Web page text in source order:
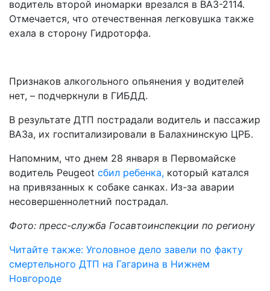
водитель второй иномарки врезался в ВАЗ-2114.
Отмечается, что отечественная легковушка также
ехала в сторону Гидроторфа.
Признаков алкогольного опьянения у водителей
нет, – подчеркнули в ГИБДД.
В результате ДТП пострадали водитель и пассажир
ВАЗа, их госпитализировали в Балахнинскую ЦРБ.
Напомним, что днем 28 января в Первомайске
водитель Peugeot сбил ребенка, который катался
на привязанных к собаке санках. Из-за аварии
несовершеннолетний пострадал.
Фото: пресс-служба Госавтоинспекции по региону
Читайте также: Уголовное дело завели по факту
смертельного ДТП на Гагарина в Нижнем
Новгороде